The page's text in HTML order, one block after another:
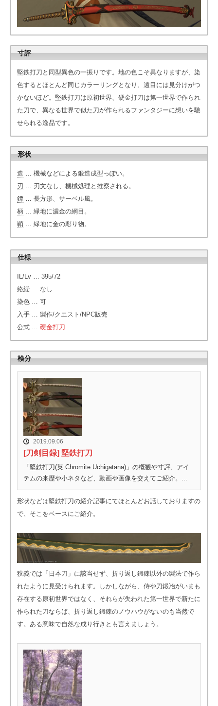
寸評
堅鉄打刀と同型異色の一振りです。地の色こそ異なりますが、染
色するとほとんど同じカラーリングとなり、遠目には見分けがつ
かないほど。堅鉄打刀は原初世界、硬金打刀は第一世界で作られ
た刀で、異なる世界で似た刀が作られるファンタジーに想いを馳
せられる逸品です。
形状
造 … 機械などによる鍛造成型っぽい。
刃
… 刃文なし、機械処理と推察される。
鐔 … 長方形、サーベル風。
柄 … 緑地に濃金の網目。
鞘 … 緑地に金の彫り物。
仕様
IL/Lv … 395/72
絡繰 … なし
染色 … 可
入手 … 製作/クエスト/NPC販売
公式 … 硬金打刀
検分
2019.09.06
[刀剣目録] 堅鉄打刀
「堅鉄打刀(英:Chromite Uchigatana)」の概観や寸評、アイ
テムの来歴や小ネタなど、動画や画像を交えてご紹介。...
形状などは堅鉄打刀の紹介記事にてほとんどお話しておりますの
で、そこをベースにご紹介。
狭義では「日本刀」に該当せず、折り返し鍛錬以外の製法で作ら
れたように見受けられます。しかしながら、侍や刀鍛冶がいまも
存在する原初世界ではなく、それらが失われた第一世界で新たに
作られた刀ならば、折り返し鍛錬のノウハウがないのも当然で
す。ある意味で自然な成り行きとも言えましょう。